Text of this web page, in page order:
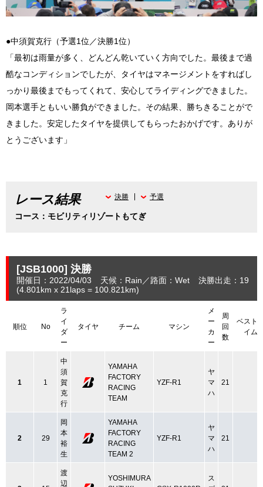
●中須賀克行（予選1位／決勝1位）
「最初は雨量が多く、どんどん乾いていく方向でした。最後まで過
酷なコンディションでしたが、タイヤはマネージメントをすればし
っかり最後までもってくれて、安心してライディングできました。
岡本選手ともいい勝負ができました。その結果、勝ちきることがで
きました。安定したタイヤを提供してもらったおかげです。ありが
とうございます」
レース結果
コース：モビリティリゾートもてぎ
決勝 予選
[JSB1000] 決勝
開催日：2022/04/03 天候：Rain 路面：Wet 決勝出走：19
(4.801 km x 21laps = 100.821 km)
順位 No
ラ
イ
ダ
ー
タイヤ チーム マシン
メ
ー
カ
ー
周
回
数
ベスト
イム
1 1
中
須
賀
克
行
YAMAHA
FACTORY
RACING
TEAM
YZF-R1
ヤ
マ
ハ
21
2 29
岡
本
裕
生
YAMAHA
FACTORY
RACING
TEAM 2
YZF-R1
ヤ
マ
ハ
21
渡
辺
YOSHIMURA
ス